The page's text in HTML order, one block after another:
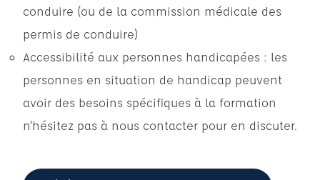
conduire (ou de la commission médicale des
permis de conduire)
Accessibilité aux personnes handicapées : les
personnes en situation de handicap peuvent
avoir des besoins spécifiques à la formation
n’hésitez pas à nous contacter pour en discuter.